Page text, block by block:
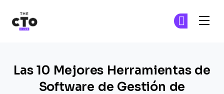
Las 10 Mejores Herramientas de
Software de Gestión de